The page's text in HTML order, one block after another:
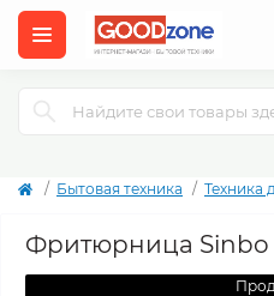
Бытовая техника Техника
Фритюрница Sinbo